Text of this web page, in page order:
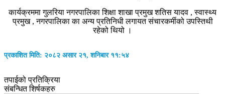
कार्यक्रममा गुलरिया नगरपालिका शिक्षा शाखा प्रमुख शतिस यादव , स्वास्थ्य
प्रमुख , नगरपालिका का अन्य प्रतिनिधी लगायत संचारकर्मीको उपस्तिथी
रहेको थियो ।
प्रकाशित मिति: २०८२ असार २१, शनिबार ११:५४
तपाईको प्रतिक्रिया
संबन्धित शिर्षकहरु